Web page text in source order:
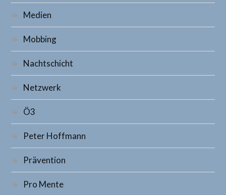
Medien
Mobbing
Nachtschicht
Netzwerk
Ö3
Peter Hoffmann
Prävention
Pro Mente